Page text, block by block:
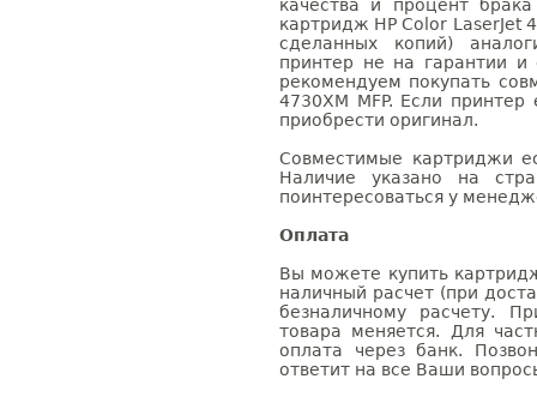
качества и процент
картридж HP Color LaserJet
сделанных копий)
принтер не на гарантии
рекомендуем покупать
4730XM MFP. Если
приобрести оригинал.
Совместимые картриджи
Наличие указано на
поинтересоваться у
Оплата
Вы можете купить
наличный расчет (при
безналичному расчету.
товара меняется. Для
оплата через банк.
ответит на все Ваши